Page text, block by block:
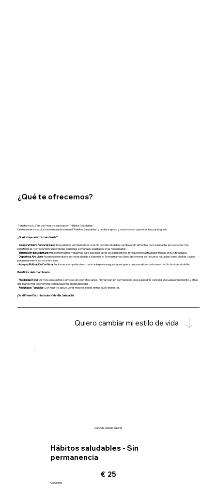
¿Qué te ofrecemos?
Quiero cambiar mi estilo de vida
Transforma tu Vida con Nuestra suscripción "Hábitos Saludables".
Únete a nuestra exclusiva membresía mensual "Hábitos Saludables" y recibe el apoyo y la motivación que necesitas para lograrlo.
¿Qué incluye nuestra membresía?
-Asesoramiento Personalizado:Te ayudamos a implementar un estilo de vida saludable, sustituyendo alimentos poco saludables por opciones más
beneficiosas, y ofreciéndote sugerencias de menús semanales adaptados a tus necesidades.
- Eliminación del Sedentarismo:Te motivamos y guiamos para que dejes atrás el sedentarismo, introduciendo actividades físicas en tu rutina diaria.
-Deporte al Aire Libre:Aprende a ejercitarte sin necesidad de ir al gimnasio. Te mostramos cómo aprovechar los recursos naturales como piedras y palos
para mantenerte activo al aire libre.
- Apoyo y Motivación Continua:Recibe un acompañamiento constante para asegurar que sigues comprometido con tu nuevo estilo de vida saludable.
Beneficios de la membresía:
- Flexibilidad Total:Disfruta de nuestros servicios sin contratos largos. Hay un plan sin permanencia en el que podrás cancelar en cualquier momento, y otros
dos planes más económicos con duraciones preestablecidas.
- Resultados Tangibles:Con nuestro apoyo, verás mejoras reales en tu salud y bienestar.
¡Da el Primer Paso Hacia una Vida Más Saludable!
Cancela cuando quieras
Hábitos saludables - Sin
permanencia
€ 25
Cada mes